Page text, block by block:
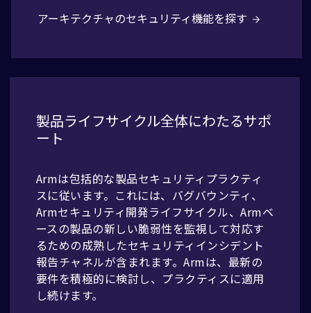
アーキテクチャのセキュリティ機能を探す
製品ライフサイクル全体にわたるサポ
ート
Armは包括的な製品セキュリティプラクティ
スに従います。これには、バグバウンティ、
Armセキュリティ開発ライフサイクル、Armベ
ースの製品の新しい脆弱性を監視して対応す
るための成熟したセキュリティインシデント
報告チャネルが含まれます。Armは、最新の
要件を積極的に検討し、プラクティスに適用
し続けます。